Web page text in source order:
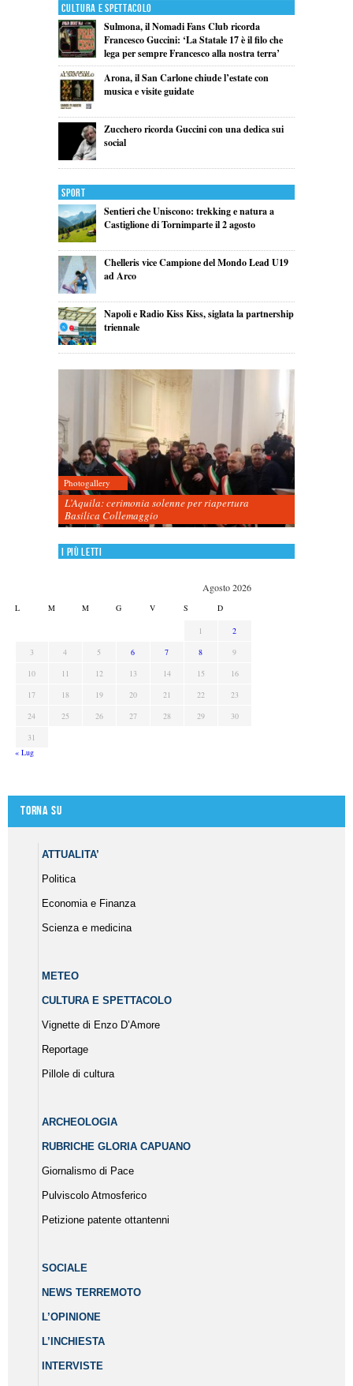
Cultura e Spettacolo
Sulmona, il Nomadi Fans Club ricorda
Francesco Guccini: ‘La Statale 17 è il filo che
lega per sempre Francesco alla nostra terra’
Arona, il San Carlone chiude l’estate con
musica e visite guidate
Zucchero ricorda Guccini con una dedica sui
social
Sport
Sentieri che Uniscono: trekking e natura a
Castiglione di Tornimparte il 2 agosto
Chelleris vice Campione del Mondo Lead U19
ad Arco
Napoli e Radio Kiss Kiss, siglata la partnership
triennale
Photogallery
L’Aquila: cerimonia solenne per riapertura
Basilica Collemaggio
I più letti
Agosto 2026
L M M G V S D
1
2
3
4 5 6 7 8
9
10
11 12 13 14 15
16
17
18 19 20 21 22
23
24
25 26 27 28 29
30
31
« Lug
Torna su
ATTUALITA’
Politica
Economia e Finanza
Scienza e medicina
METEO
CULTURA E SPETTACOLO
Vignette di Enzo D’Amore
Reportage
Pillole di cultura
ARCHEOLOGIA
RUBRICHE GLORIA CAPUANO
Giornalismo di Pace
Pulviscolo Atmosferico
Petizione patente ottantenni
SOCIALE
NEWS TERREMOTO
L’OPINIONE
L’INCHIESTA
INTERVISTE